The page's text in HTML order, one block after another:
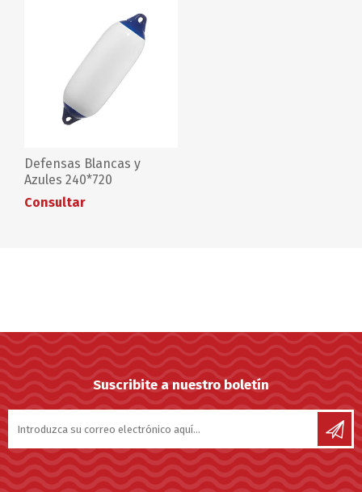
Defensas Blancas y
Azules 240*720
Consultar
Suscribite a nuestro boletín